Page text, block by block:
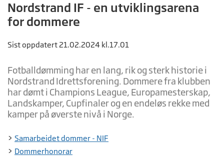
Nordstrand IF - en utviklingsarena
for dommere
Sist oppdatert 21.02.2024 kl.17.01
Fotballdømming har en lang, rik og sterk historie i
Nordstrand Idrettsforening. Dommere fra klubben
har dømt i Champions League, Europamesterskap,
Landskamper, Cupfinaler og en endeløs rekke med
kamper på øverste nivå i Norge.
> Samarbeidet dommer - NIF
> Dommerhonorar